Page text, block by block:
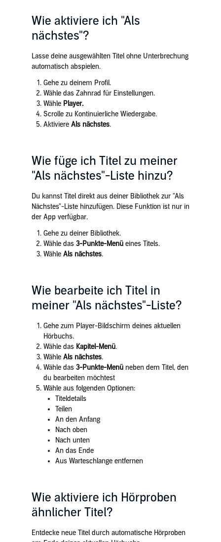
Wie aktiviere ich "Als
nächstes"?
Lasse deine ausgewählten Titel ohne Unterbrechung
automatisch abspielen.
Gehe zu deinem Profil.
Wähle das Zahnrad für Einstellungen.
Wähle Player.
Scrolle zu Kontinuierliche Wiedergabe.
Aktiviere Als nächstes.
Wie füge ich Titel zu meiner
"Als nächstes"-Liste hinzu?
Du kannst Titel direkt aus deiner Bibliothek zur "Als
Nächstes"-Liste hinzufügen. Diese Funktion ist nur in
der App verfügbar.
Gehe zu deiner Bibliothek.
Wähle das3-Punkte-Menüeines Titels.
Wähle Als nächstes.
Wie bearbeite ich Titel in
meiner "Als nächstes"-Liste?
Gehe zum Player-Bildschirm deines aktuellen
Hörbuchs.
Wähle das Kapitel-Menü.
Wähle Als nächstes.
Wähle das3-Punkte-Menü neben dem Titel, den
du bearbeiten möchtest
Wähle aus folgenden Optionen:
Titeldetails
Teilen
An den Anfang
Nach oben
Nach unten
An das Ende
Aus Warteschlange entfernen
Wie aktiviere ich Hörproben
ähnlicher Titel?
Entdecke neue Titel durch automatische Hörproben